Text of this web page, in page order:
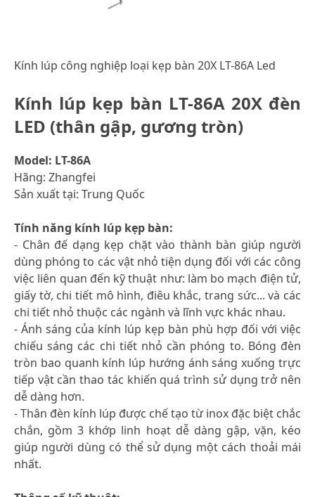
Kính lúp công nghiệp loại kẹp bàn 20X LT-86A Led
Kính lúp kẹp bàn LT-86A 20X đèn
LED (thân gập, gương tròn)
Model: LT-86A
Hãng: Zhangfei
Sản xuất tại: Trung Quốc
Tính năng kính lúp kẹp bàn:
- Chân đế dạng kẹp chặt vào thành bàn giúp người
dùng phóng to các vật nhỏ tiện dụng đối với các công
việc liên quan đến kỹ thuật như: làm bo mạch điện tử,
giấy tờ, chi tiết mô hình, điêu khắc, trang sức... và các
chi tiết nhỏ thuộc các ngành và lĩnh vực khác nhau.
- Ánh sáng của kính lúp kẹp bàn phù hợp đối với việc
chiếu sáng các chi tiết nhỏ cần phóng to. Bóng đèn
tròn bao quanh kính lúp hướng ánh sáng xuống trực
tiếp vật cần thao tác khiến quá trình sử dụng trở nên
dễ dàng hơn.
- Thân đèn kính lúp được chế tạo từ inox đặc biệt chắc
chắn, gồm 3 khớp linh hoạt dễ dàng gập, vặn, kéo
giúp người dùng có thể sử dụng một cách thoải mái
nhất.